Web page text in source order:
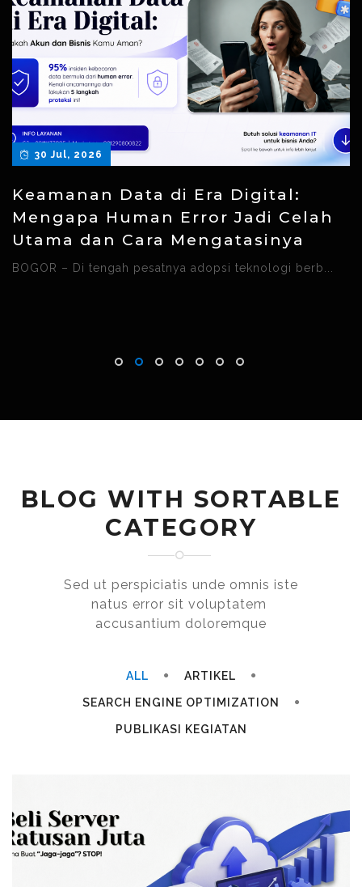
30 Jul, 2026
Keamanan Data di Era Digital:
Mengapa Human Error Jadi Celah
Utama dan Cara Mengatasinya
BOGOR – Di tengah pesatnya adopsi teknologi berb...
BLOG WITH SORTABLE
CATEGORY
Sed ut perspiciatis unde omnis iste
natus error sit voluptatem
accusantium doloremque
ALL ARTIKEL
SEARCH ENGINE OPTIMIZATION
PUBLIKASI KEGIATAN